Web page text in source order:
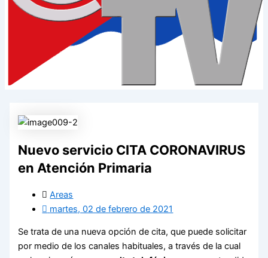
Nuevo servicio CITA CORONAVIRUS
en Atención Primaria
Areas
martes, 02 de febrero de 2021
Se trata de una nueva opción de cita, que puede solicitar
por medio de los canales habituales, a través de la cual